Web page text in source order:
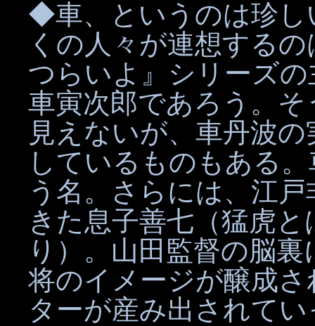
◆車、というのは珍し
くの人々が連想する
つらいよ』シリーズ
車寅次郎であろう。
見えないが、車丹波
しているものもある
う名。さらには、江
きた息子善七（猛虎
り）。山田監督の脳
将のイメージが醸成
ターが産み出されて